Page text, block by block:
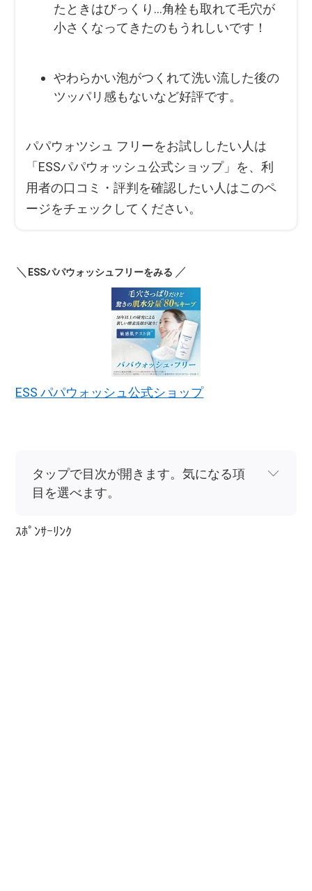
たときはびっくり...角栓も取れて毛穴が
小さくなってきたのもうれしいです！
やわらかい泡がつくれて洗い流した後の
ツッパリ感もないなど好評です。
パパウォツシュ フリーをお試ししたい人は
「ESSパパウォッシュ公式ショップ」を、利
用者の口コミ・評判を確認したい人はこのペ
ージをチェックしてください。
＼ ESSパパウォッシュフリーをみる ／
ESS パパウォッシュ公式ショップ
タップで目次が開きます。気になる項
目を選べます。
ｽﾎﾟﾝｻｰﾘﾝｸ